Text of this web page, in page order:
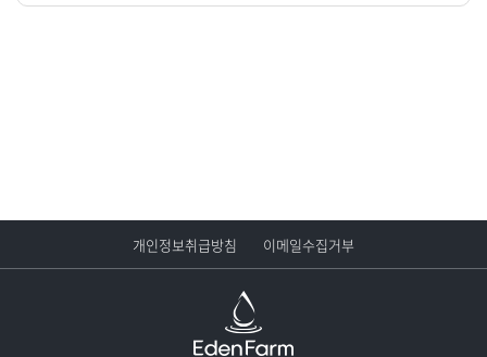
개인정보취급방침 이메일수집거부